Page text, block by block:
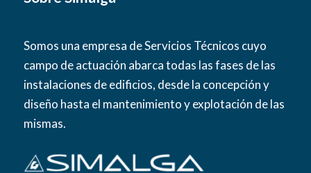
Somos una empresa de Servicios Técnicos cuyo
campo de actuación abarca todas las fases de las
instalaciones de edificios, desde la concepción y
diseño hasta el mantenimiento y explotación de las
mismas.